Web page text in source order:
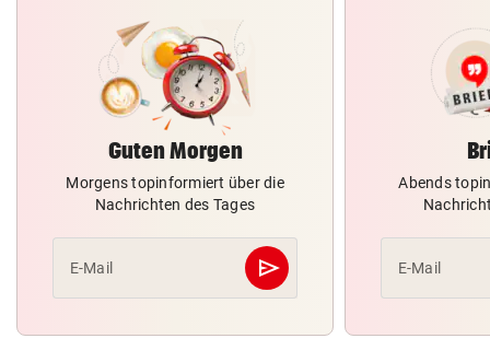
Guten Morgen
Morgens topinformiert über die
Nachrichten des Tages
E-Mail send
Abschicken
Abends
E-Mail